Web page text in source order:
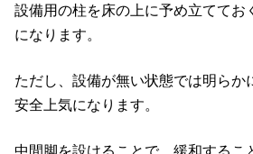
設備用の柱を床の上に予め立ててお
になります。
ただし、設備が無い状態では明らか
安全上気になります。
中間脚を設けることで、緩和するこ